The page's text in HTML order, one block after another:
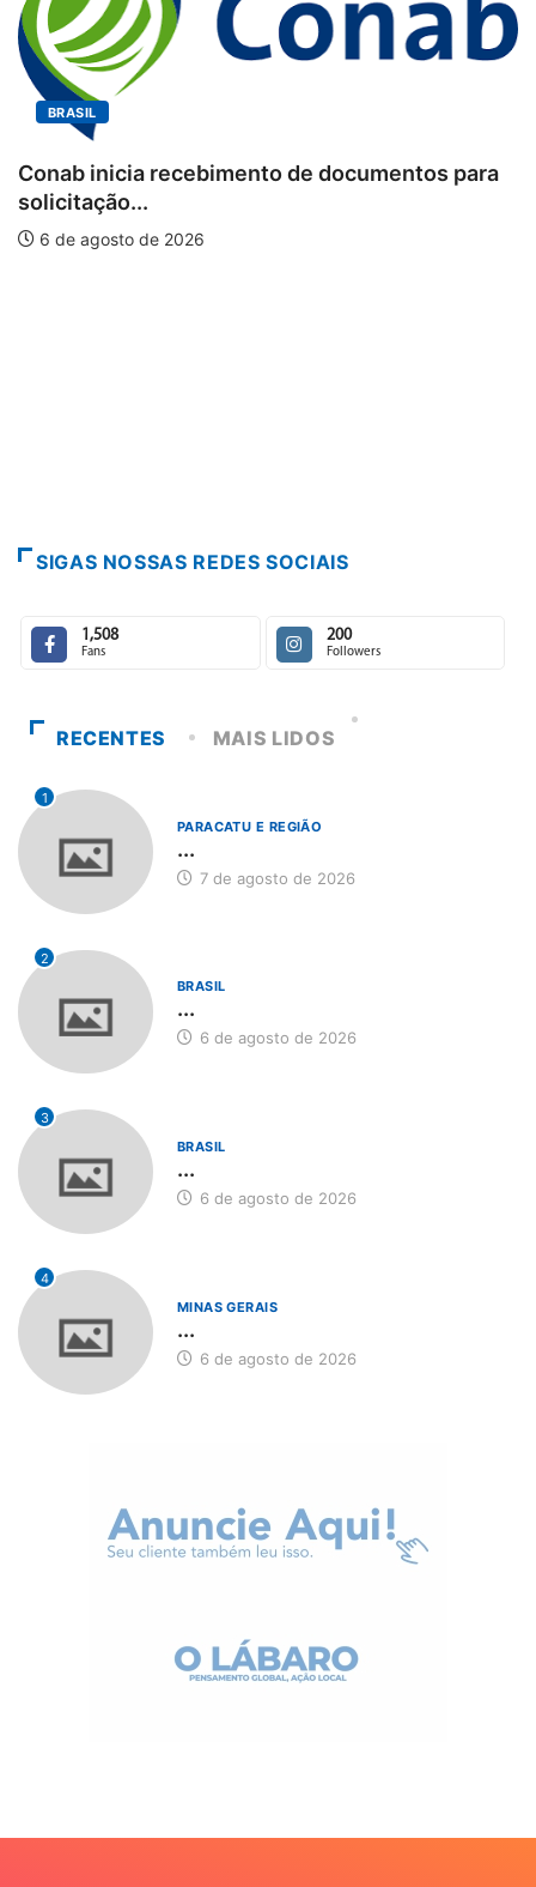
inicia recebimento de documentos para
de 2026
SIGAS NOSSAS REDES SOCIAIS
1,508
Fans
200
Followers
RECENTES MAIS LIDOS
1
PARACATU E REGIÃO
...
7 de agosto de 2026
2
BRASIL
...
6 de agosto de 2026
3
BRASIL
...
6 de agosto de 2026
4
MINAS GERAIS
...
6 de agosto de 2026